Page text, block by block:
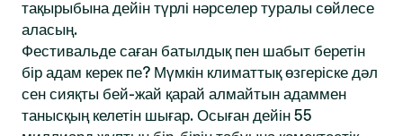
тақырыбына дейін түрлі нәрселер туралы сөйлесе
аласың.
Фестивальде саған батылдық пен шабыт беретін
бір адам керек пе? Мүмкін климаттық өзгеріске дәл
сен сияқты бей-жай қарай алмайтын адаммен
танысқың келетін шығар. Осыған дейін 55